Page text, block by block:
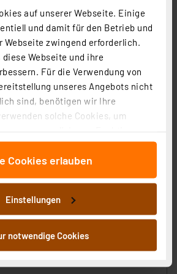
auf unserer Webseite. Einige
und damit für den Betrieb und
zwingend erforderlich.
diese Webseite und ihre
Für die Verwendung von
unseres Angebots nicht
sind, benötigen wir Ihre
solche Cookies, um
zu können und die Zugriffe
zu analysieren. Außerdem geben
Ihrer Verwendung unserer Website
soziale Medien, Werbung und
Partner führen diese
mit weiteren Daten
ihnen bereitgestellt haben oder die
Nutzung der Dienste gesammelt
Cookies erlauben
Einstellungen
notwendige Cookies
zzgl. MwSt.
Informationen zu Versandkosten
Home